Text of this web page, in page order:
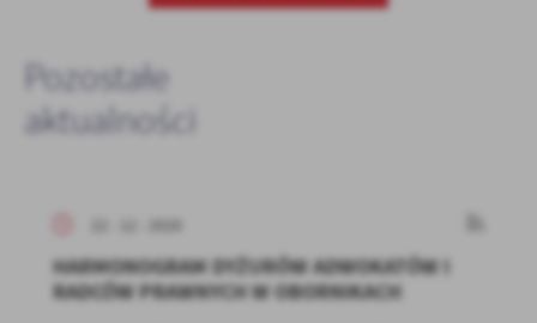
Pozostałe
aktualności
HARMONOGRAM DYŻURÓW ADWOKATÓW I
RADCÓW PRAWNYCH W OBORNIKACH